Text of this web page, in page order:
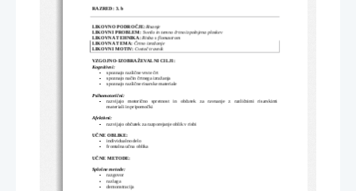
RAZRED: 3. b
LIKOVNO PODROČJE:Risanje
LIKOVNI PROBLEM: Svetlo in temno črtno izpolnjena ploskev
LIKOVNA TEHNIKA: Risba s flomastrom
LIKOVNA TEMA: Črtno izražanje
LIKOVNI MOTIV: Cvetoč travnik
VZGOJNO-IZOBRAŽEVALNI CILJI:
Kognitivni:
-
spoznajo različne vrste črt
-
spoznajo način črtnega izražanja
-
spoznajo različne risarske materiale
Psihomotorični:
-
razvijajo   motorično   spretnost   in   občutek   za   ravnanje   z   različnimi   risarskimi
materiali in pripomočki
Afektivni:
-
razvijajo občutek za razporejanje oblik v risbi
UČNE OBLIKE:
-
individualno delo
-
frontalna učna oblika
UČNE METODE:
Splošne metode:
-
razgovor
-
razlaga
-
demonstracija